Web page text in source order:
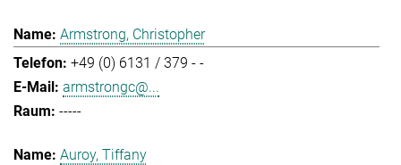
Armstrong, Christopher
+49 (0) 6131 / 379 - -
armstrongc@...
-----
Auroy, Tiffany